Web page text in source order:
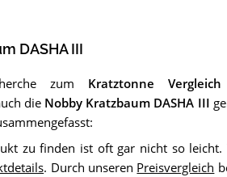
DASHA III
zum Kratztonne
die Nobby Kratzbaum DASHA III
zu finden ist oft gar nicht so
. Durch unseren Preisvergleich